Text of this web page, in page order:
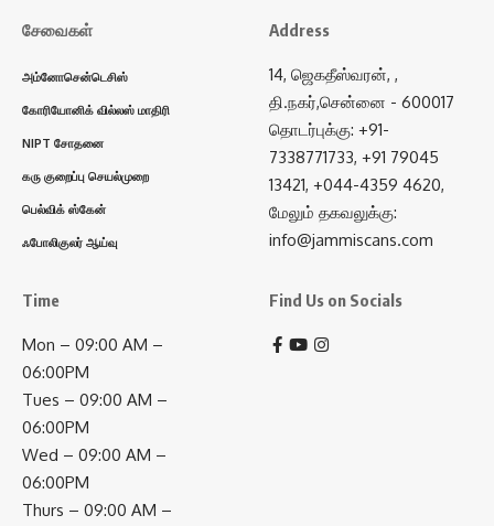
சேவைகள்
அம்னோசென்டெசிஸ்
கோரியோனிக் வில்லஸ் மாதிரி
NIPT சோதனை
கரு குறைப்பு செயல்முறை
பெல்விக் ஸ்கேன்
ஃபோலிகுலர் ஆய்வு
Address
14, ஜெகதீஸ்வரன், ,
தி.நகர்,சென்னை - 600017
தொடர்புக்கு: +91-
7338771733, +91 79045
13421, +044-4359 4620,
மேலும் தகவலுக்கு:
info@jammiscans.com
Time
Mon – 09:00 AM –
06:00PM
Tues – 09:00 AM –
06:00PM
Wed – 09:00 AM –
06:00PM
Thurs – 09:00 AM –
Find Us on Socials